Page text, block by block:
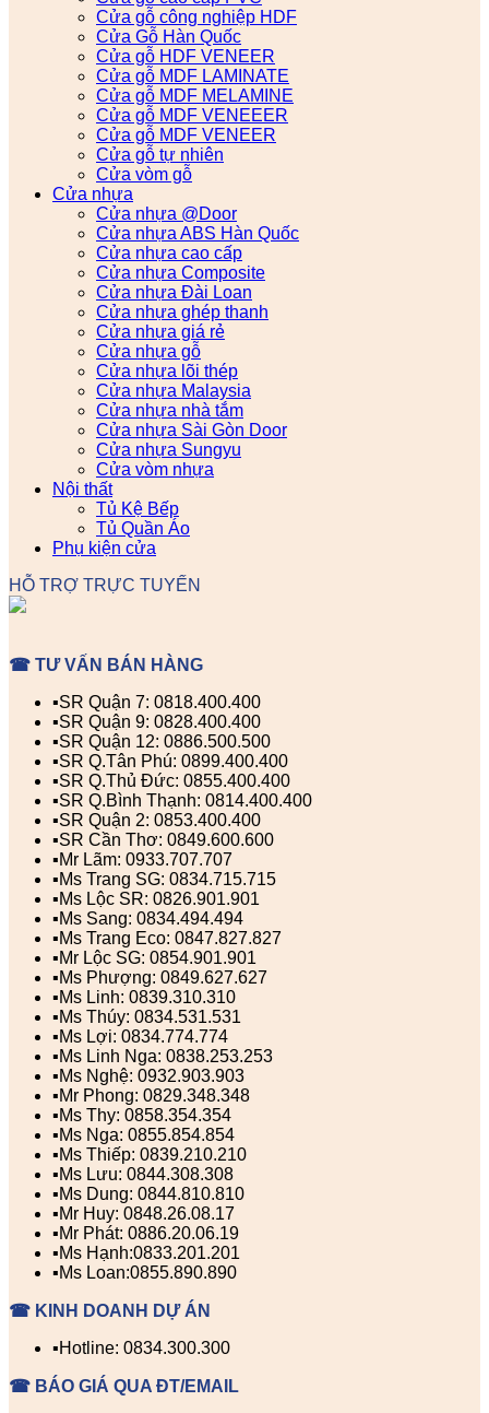
Cửa gỗ công nghiệp HDF
Cửa Gỗ Hàn Quốc
Cửa gỗ HDF VENEER
Cửa gỗ MDF LAMINATE
Cửa gỗ MDF MELAMINE
Cửa gỗ MDF VENEEER
Cửa gỗ MDF VENEER
Cửa gỗ tự nhiên
Cửa vòm gỗ
Cửa nhựa
Cửa nhựa @Door
Cửa nhựa ABS Hàn Quốc
Cửa nhựa cao cấp
Cửa nhựa Composite
Cửa nhựa Đài Loan
Cửa nhựa ghép thanh
Cửa nhựa giá rẻ
Cửa nhựa gỗ
Cửa nhựa lõi thép
Cửa nhựa Malaysia
Cửa nhựa nhà tắm
Cửa nhựa Sài Gòn Door
Cửa nhựa Sungyu
Cửa vòm nhựa
Nội thất
Tủ Kệ Bếp
Tủ Quần Áo
Phụ kiện cửa
HỖ TRỢ TRỰC TUYẾN
☎ TƯ VẤN BÁN HÀNG
▪️SR Quận 7: 0818.400.400
▪️SR Quận 9: 0828.400.400
▪️SR Quận 12: 0886.500.500
▪️SR Q.Tân Phú: 0899.400.400
▪️SR Q.Thủ Đức: 0855.400.400
▪️SR Q.Bình Thạnh: 0814.400.400
▪️SR Quận 2: 0853.400.400
▪️SR Cần Thơ: 0849.600.600
▪️Mr Lãm: 0933.707.707
▪️Ms Trang SG: 0834.715.715
▪️Ms Lộc SR: 0826.901.901
▪️Ms Sang: 0834.494.494
▪️Ms Trang Eco: 0847.827.827
▪️Mr Lộc SG: 0854.901.901
▪️Ms Phượng: 0849.627.627
▪️Ms Linh: 0839.310.310
▪️Ms Thúy: 0834.531.531
▪️Ms Lợi: 0834.774.774
▪️Ms Linh Nga: 0838.253.253
▪️Ms Nghệ: 0932.903.903
▪️Mr Phong: 0829.348.348
▪️Ms Thy: 0858.354.354
▪️Ms Nga: 0855.854.854
▪️Ms Thiếp: 0839.210.210
▪️Ms Lưu: 0844.308.308
▪️Ms Dung: 0844.810.810
▪️Mr Huy: 0848.26.08.17
▪️Mr Phát: 0886.20.06.19
▪️Ms Hạnh:0833.201.201
▪️Ms Loan:0855.890.890
☎ KINH DOANH DỰ ÁN
▪️Hotline: 0834.300.300
☎ BÁO GIÁ QUA ĐT/EMAIL